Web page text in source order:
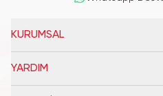
KURUMSAL
YARDIM